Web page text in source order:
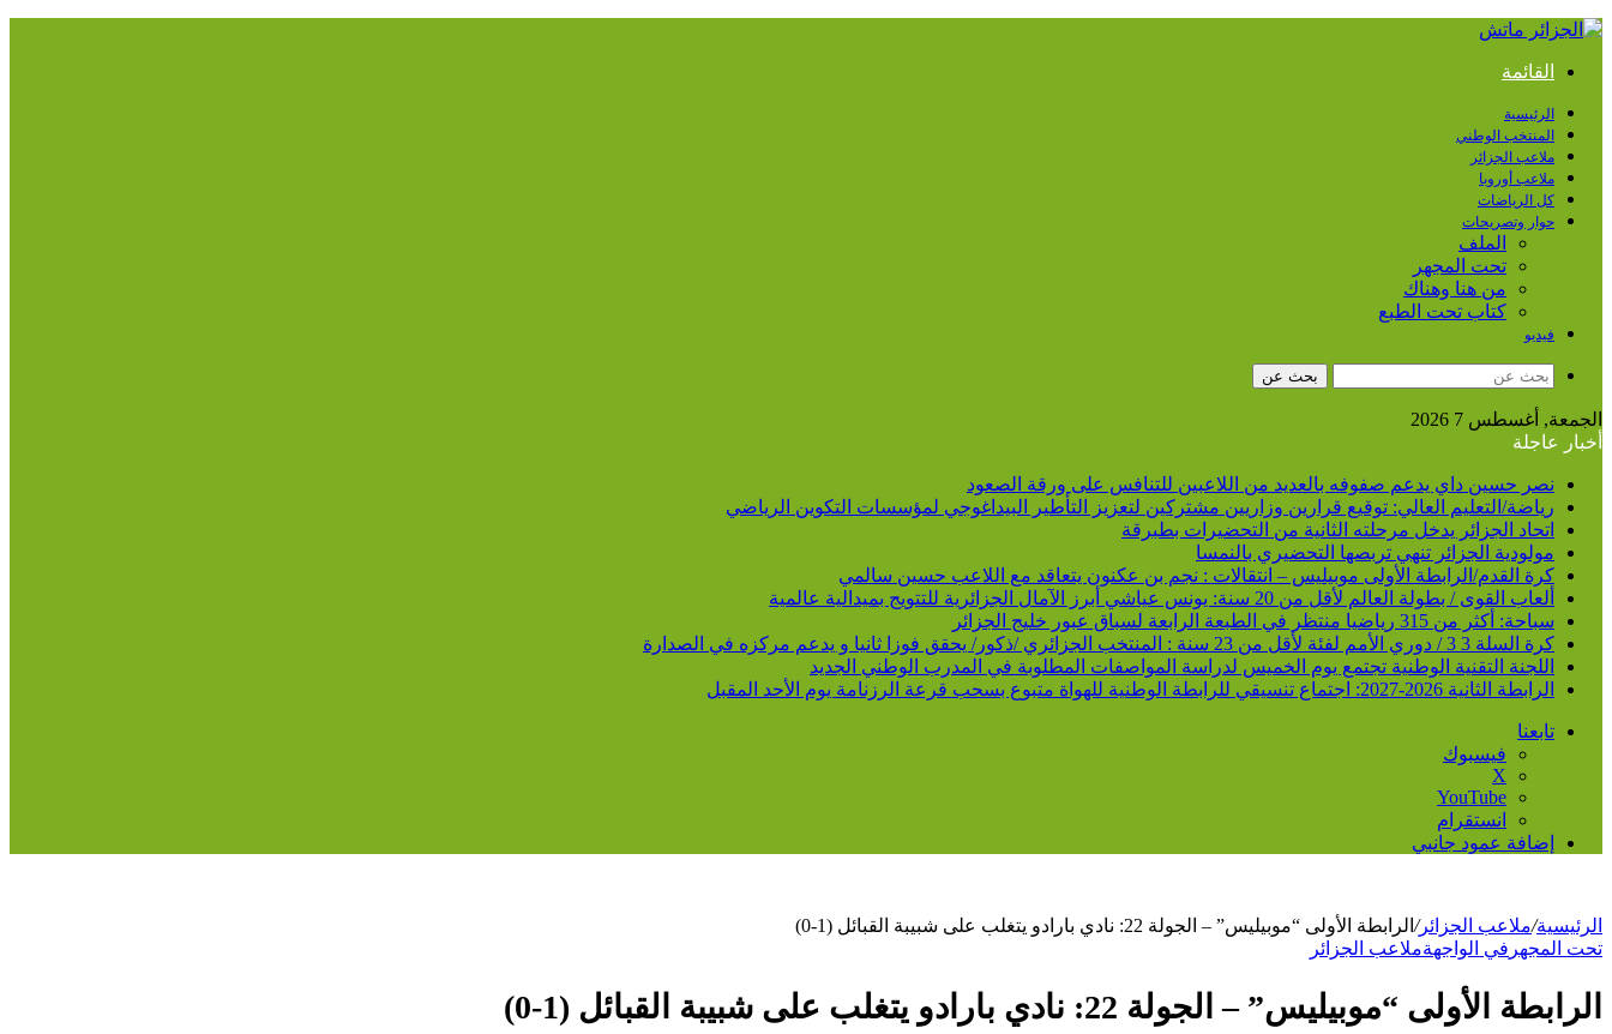
القائمة
الرئيسية
المنتخب الوطني
ملاعب الجزائر
ملاعب أوروبا
كل الرياضات
حوار وتصريحات
الملف
تحت المجهر
من هنا وهناك
كتاب تحت الطبع
فيديو
بحث عن
الجمعة, أغسطس 7 2026
أخبار عاجلة
نصر حسين داي يدعم صفوفه بالعديد من اللاعبين للتنافس على ورقة الصعود
رياضة/التعليم العالي: توقيع قرارين وزاريين مشتركين لتعزيز التأطير البيداغوجي لمؤسسات التكوين الرياضي
اتحاد الجزائر يدخل مرحلته الثانية من التحضيرات بطبرقة
مولودية الجزائر تنهي تربصها التحضيري بالنمسا
كرة القدم/الرابطة الأولى موبيليس – انتقالات : نجم بن عكنون يتعاقد مع اللاعب حسين سالمي
ألعاب القوى / بطولة العالم لأقل من 20 سنة: يونس عياشي أبرز الآمال الجزائرية للتتويج بميدالية عالمية
سباحة: أكثر من 315 رياضيا منتظر في الطبعة الرابعة لسباق عبور خليج الجزائر
كرة السلة 3 3 / دوري الأمم لفئة لأقل من 23 سنة : المنتخب الجزائري /ذكور/ يحقق فوزا ثانيا و يدعم مركزه في الصدارة
اللجنة التقنية الوطنية تجتمع يوم الخميس لدراسة المواصفات المطلوبة في المدرب الوطني الجديد
الرابطة الثانية 2026-2027: اجتماع تنسيقي للرابطة الوطنية للهواة متبوع بسحب قرعة الرزنامة يوم الأحد المقبل
تابعنا
فيسبوك
‫X
‫YouTube
انستقرام
إضافة عمود جانبي
الرئيسية/ملاعب الجزائر/ الرابطة الأولى “موبيليس” – الجولة 22: نادي بارادو يتغلب على شبيبة القبائل (1-0)
تحت المجهر في الواجهةملاعب الجزائر
الرابطة الأولى “موبيليس” – الجولة 22: نادي بارادو يتغلب على شبيبة القبائل (1-0)